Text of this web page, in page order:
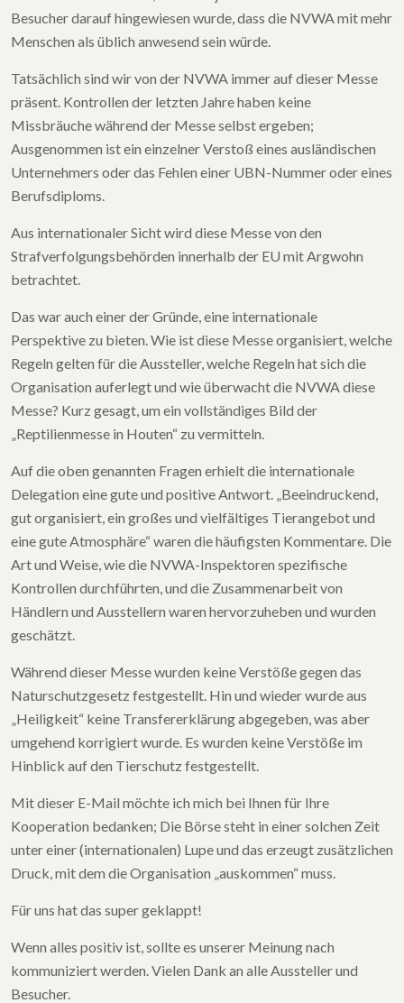
Besucher darauf hingewiesen wurde, dass die NVWA mit mehr
Menschen als üblich anwesend sein würde.
Tatsächlich sind wir von der NVWA immer auf dieser Messe
präsent. Kontrollen der letzten Jahre haben keine
Missbräuche während der Messe selbst ergeben;
Ausgenommen ist ein einzelner Verstoß eines ausländischen
Unternehmers oder das Fehlen einer UBN-Nummer oder eines
Berufsdiploms.
Aus internationaler Sicht wird diese Messe von den
Strafverfolgungsbehörden innerhalb der EU mit Argwohn
betrachtet.
Das war auch einer der Gründe, eine internationale
Perspektive zu bieten. Wie ist diese Messe organisiert, welche
Regeln gelten für die Aussteller, welche Regeln hat sich die
Organisation auferlegt und wie überwacht die NVWA diese
Messe? Kurz gesagt, um ein vollständiges Bild der
„Reptilienmesse in Houten“ zu vermitteln.
Auf die oben genannten Fragen erhielt die internationale
Delegation eine gute und positive Antwort. „Beeindruckend,
gut organisiert, ein großes und vielfältiges Tierangebot und
eine gute Atmosphäre“ waren die häufigsten Kommentare. Die
Art und Weise, wie die NVWA-Inspektoren spezifische
Kontrollen durchführten, und die Zusammenarbeit von
Händlern und Ausstellern waren hervorzuheben und wurden
geschätzt.
Während dieser Messe wurden keine Verstöße gegen das
Naturschutzgesetz festgestellt. Hin und wieder wurde aus
„Heiligkeit“ keine Transfererklärung abgegeben, was aber
umgehend korrigiert wurde. Es wurden keine Verstöße im
Hinblick auf den Tierschutz festgestellt.
Mit dieser E-Mail möchte ich mich bei Ihnen für Ihre
Kooperation bedanken; Die Börse steht in einer solchen Zeit
unter einer (internationalen) Lupe und das erzeugt zusätzlichen
Druck, mit dem die Organisation „auskommen“ muss.
Für uns hat das super geklappt!
Wenn alles positiv ist, sollte es unserer Meinung nach
kommuniziert werden. Vielen Dank an alle Aussteller und
Besucher.